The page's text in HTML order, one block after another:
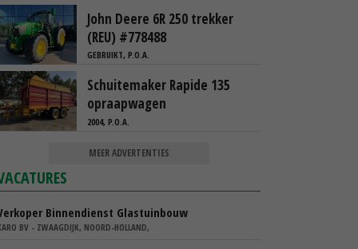
John Deere 6R 250 trekker
(REU) #778488
GEBRUIKT, P.O.A.
Schuitemaker Rapide 135
opraapwagen
2004, P.O.A.
MEER ADVERTENTIES
Binnendienst Glastuinbouw
BV - ZWAAGDIJK, NOORD-HOLLAND,